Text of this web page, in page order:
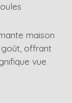
maison
goût, offrant
vue